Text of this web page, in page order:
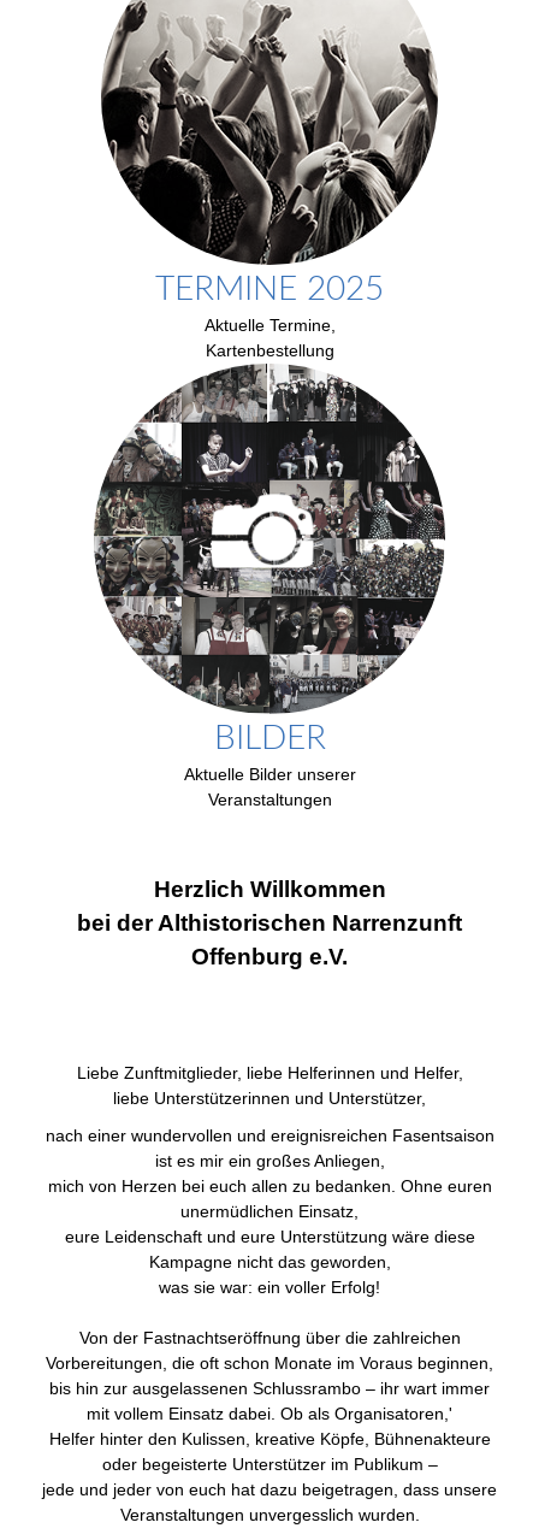
TERMINE 2025
Aktuelle Termine,
Kartenbestellung
BILDER
Aktuelle Bilder unserer
Veranstaltungen
Herzlich Willkommen
bei der Althistorischen Narrenzunft
Offenburg e.V.
Liebe Zunftmitglieder, liebe Helferinnen und Helfer,
liebe Unterstützerinnen und Unterstützer,
nach einer wundervollen und ereignisreichen Fasentsaison
ist es mir ein großes Anliegen,
mich von Herzen bei euch allen zu bedanken. Ohne euren
unermüdlichen Einsatz,
eure Leidenschaft und eure Unterstützung wäre diese
Kampagne nicht das geworden,
was sie war: ein voller Erfolg!
Von der Fastnachtseröffnung über die zahlreichen
Vorbereitungen, die oft schon Monate im Voraus beginnen,
bis hin zur ausgelassenen Schlussrambo – ihr wart immer
mit vollem Einsatz dabei. Ob als Organisatoren,'
Helfer hinter den Kulissen, kreative Köpfe, Bühnenakteure
oder begeisterte Unterstützer im Publikum –
jede und jeder von euch hat dazu beigetragen, dass unsere
Veranstaltungen unvergesslich wurden.